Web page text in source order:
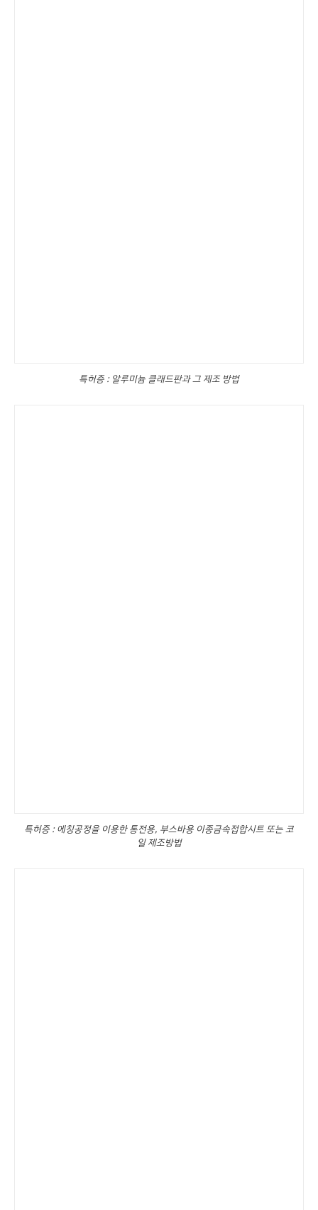
특허증 : 알루미늄 클래드판과 그 제조 방법
특허증 : 에칭공정을 이용한 통전용, 부스바용 이종금속접합시트 또는 코
일 제조방법